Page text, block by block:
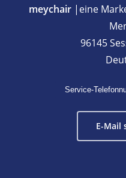
meychair|eine
96145
Service-
E-Mail